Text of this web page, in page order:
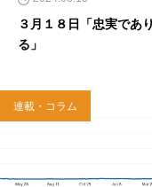
３月１８日「忠実であ
る」
連載・コラム